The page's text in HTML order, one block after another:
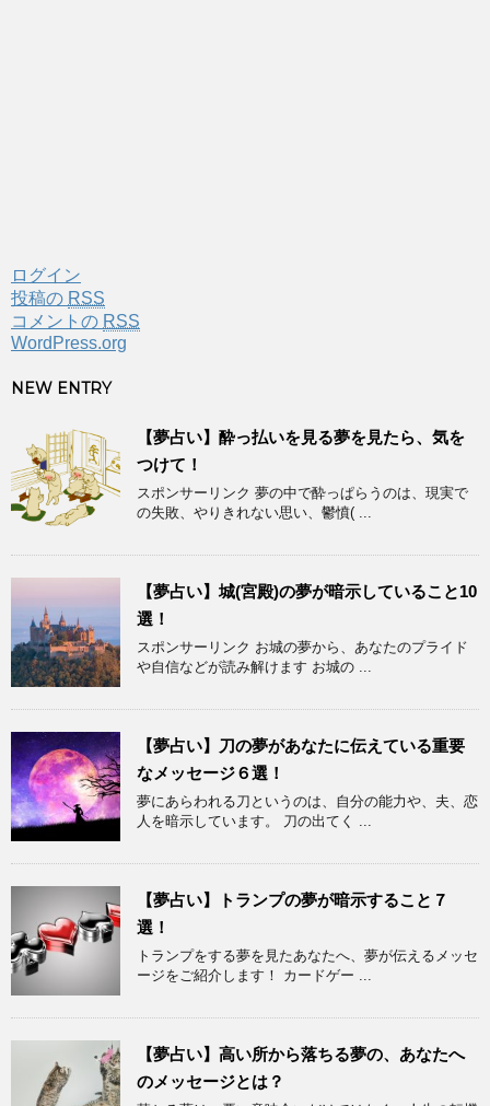
ログイン
投稿の RSS
コメントの RSS
WordPress.org
NEW ENTRY
【夢占い】酔っ払いを見る夢を見たら、気を
つけて！
スポンサーリンク 夢の中で酔っぱらうのは、現実で
の失敗、やりきれない思い、鬱憤( ...
【夢占い】城(宮殿)の夢が暗示していること10
選！
スポンサーリンク お城の夢から、あなたのプライド
や自信などが読み解けます お城の ...
【夢占い】刀の夢があなたに伝えている重要
なメッセージ６選！
夢にあらわれる刀というのは、自分の能力や、夫、恋
人を暗示しています。 刀の出てく ...
【夢占い】トランプの夢が暗示すること７
選！
トランプをする夢を見たあなたへ、夢が伝えるメッセ
ージをご紹介します！ カードゲー ...
【夢占い】高い所から落ちる夢の、あなたへ
のメッセージとは？